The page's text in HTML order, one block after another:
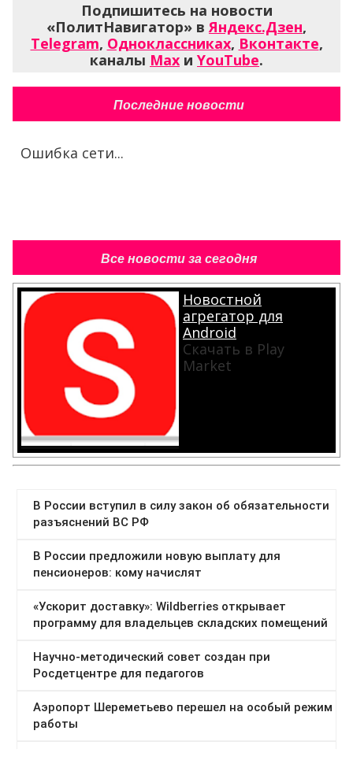
Подпишитесь на новости
«ПолитНавигатор» вЯндекс.Дзен,
Telegram, Одноклассниках, Вконтакте,
каналы Max и YouTube.
Последние новости
Ошибка сети...
Все новости за сегодня
Новостной
агрегатор для
Android
Скачать в Play
Market